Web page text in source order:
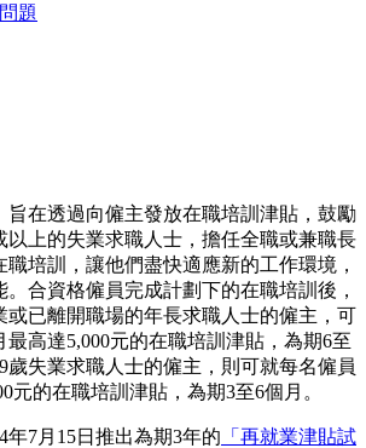
題
旨在透過向僱主發放在職培訓津貼，鼓勵
以上的失業求職人士，擔任全職或兼職長
培訓，讓他們盡快適應新的工作環境，
合資格僱員完成計劃下的在職培訓後，
或已離開職場的年長求職人士的僱主，可
高達5,000元的在職培訓津貼，為期6至
歲失業求職人士的僱主，則可就每名僱員
元的在職培訓津貼，為期3至6個月。
年7月15日推出為期3年的 「再就業津貼試